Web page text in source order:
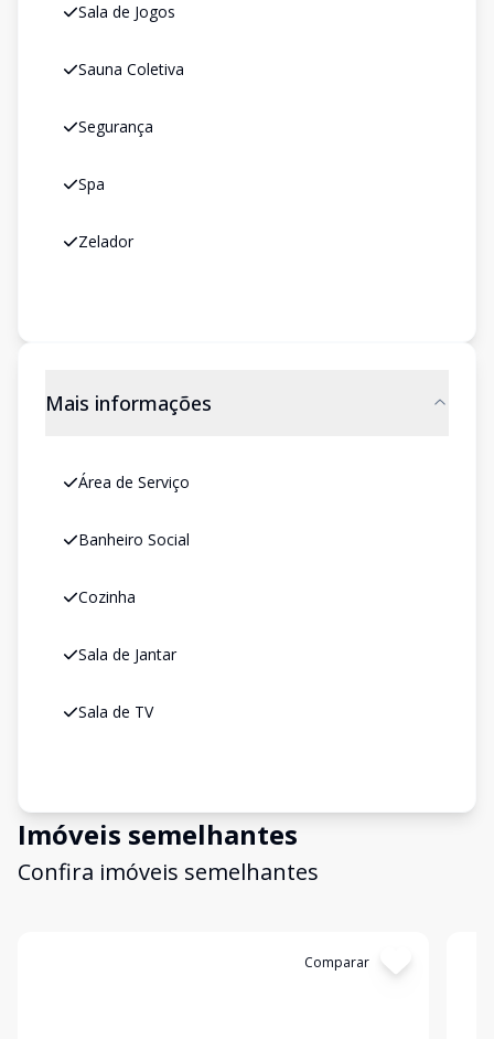
Sala de Jogos
Sauna Coletiva
Segurança
Spa
Zelador
Mais informações
Área de Serviço
Banheiro Social
Cozinha
Sala de Jantar
Sala de TV
Imóveis semelhantes
Confira imóveis semelhantes
Comparar